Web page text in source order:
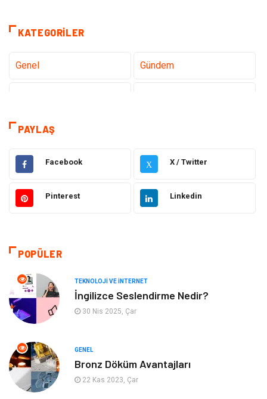
KATEGORILER
Genel Gündem
Sağlık
Teknoloji ve İnternet Hukuk
Elektrik ve Elektronik Gıda
Otomotiv
Tanıtıcı Reklam Güzellik & Bakım
Giyim
Mobilya
Tekstil Genel Kültür
PAYLAŞ
Facebook X X / Twitter
Pinterest Linkedin
POPÜLER
TEKNOLOJI VE İNTERNET
İngilizce Seslendirme Nedir?
30 Nis 2025, Çar
GENEL
Bronz Döküm Avantajları
22 Kas 2023, Çar